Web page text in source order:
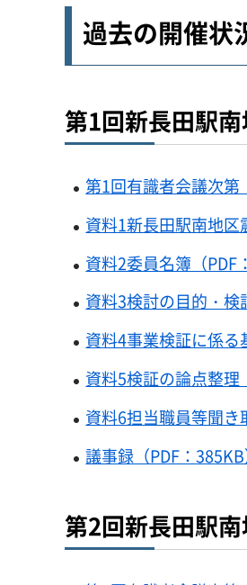
過去の開催状
第1回新長田駅
第1回有識者会議次第
資料1新長田駅南地区
資料2委員名簿（PDF
資料3検討の目的・検
資料4事業検証に係る
資料5検証の論点整理
資料6担当職員等聞き
議事録（PDF：385KB
第2回新長田駅